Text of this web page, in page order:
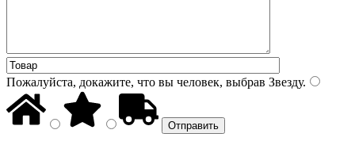
Пожалуйста, докажите, что вы человек, выбрав Звезду.